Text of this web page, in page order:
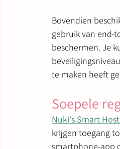
Bovendien
gebruik van end-
beschermen. Je
te maken heeft
Soepele
Nuki's Smart
krijgen toegang
smartphone-app